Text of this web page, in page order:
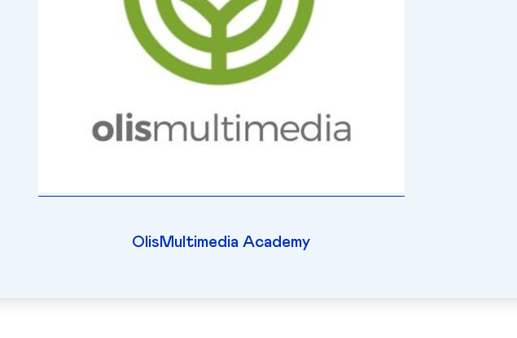
OlisMultimedia Academy